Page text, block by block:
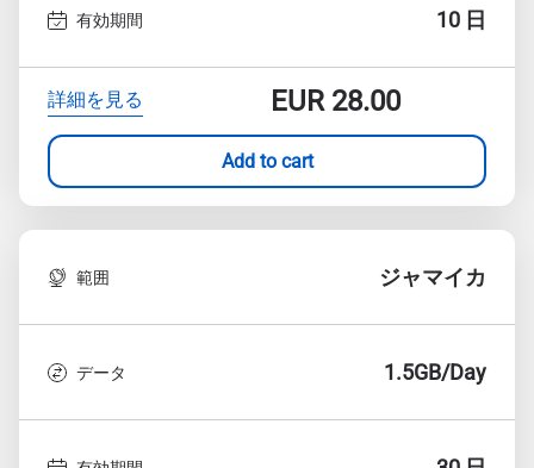
有効期間 10 日
詳細を見る EUR28.00
Add to cart
範囲 ジャマイカ
データ 1.5GB/Day